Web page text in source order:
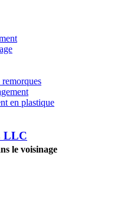
en plastique
LLC
le voisinage